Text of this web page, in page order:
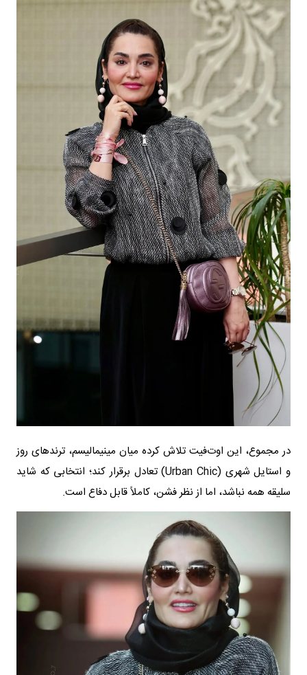
در مجموع، این اوت‌فیت تلاش کرده میان مینیمالیسم، ترندهای روز
و استایل شهری (Urban Chic) تعادل برقرار کند؛ انتخابی که شاید
سلیقه همه نباشد، اما از نظر فشن، کاملاً قابل دفاع است.